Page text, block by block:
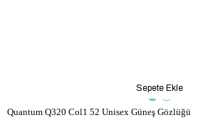
Quantum Q320 Col1 52 Unisex Güneş Gözlüğü
Sepete Ekle